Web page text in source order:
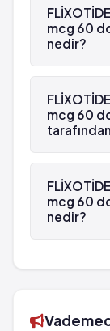
mcg 60
mcg 60
nedir?
dozluk
mcg 60
dozluk
mcg 60
nedir?
dozluk